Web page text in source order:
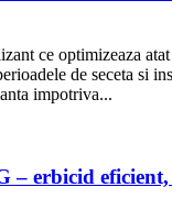
ce optimizeaza
de seceta si
impotriva...
– erbicid eficient,